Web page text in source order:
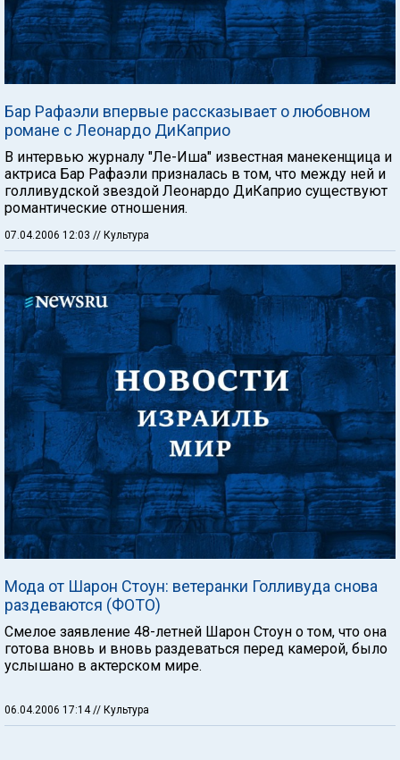
Бар Рафаэли впервые рассказывает о любовном
романе с Леонардо ДиКаприо
В интервью журналу "Ле-Иша" известная манекенщица и
актриса Бар Рафаэли призналась в том, что между ней и
голливудской звездой Леонардо ДиКаприо существуют
романтические отношения.
07.04.2006 12:03 // Культура
Мода от Шарон Стоун: ветеранки Голливуда снова
раздеваются (ФОТО)
Смелое заявление 48-летней Шарон Стоун о том, что она
готова вновь и вновь раздеваться перед камерой, было
услышано в актерском мире.
06.04.2006 17:14 // Культура